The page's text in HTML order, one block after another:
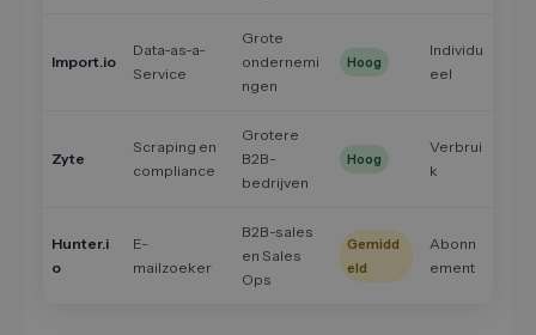
Import.io
Data-as-a-
Service
Grote
ondernemi
ngen
Hoog
Individu
eel
Zyte
Scraping en
compliance
Grotere
B2B-
bedrijven
Hoog
Verbrui
k
Hunter.i
o
E-
mailzoeker
B2B-sales
en Sales
Ops
Gemidd
eld
Abonn
ement